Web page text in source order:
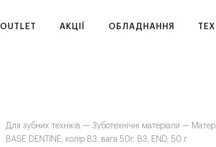
OUTLET АКЦІЇ ОБЛАДНАННЯ
Для зубних техніків —Зуботехнічні матеріали —
BASE DENTINE, колір B3, вага 50г, B3, END, 50 г